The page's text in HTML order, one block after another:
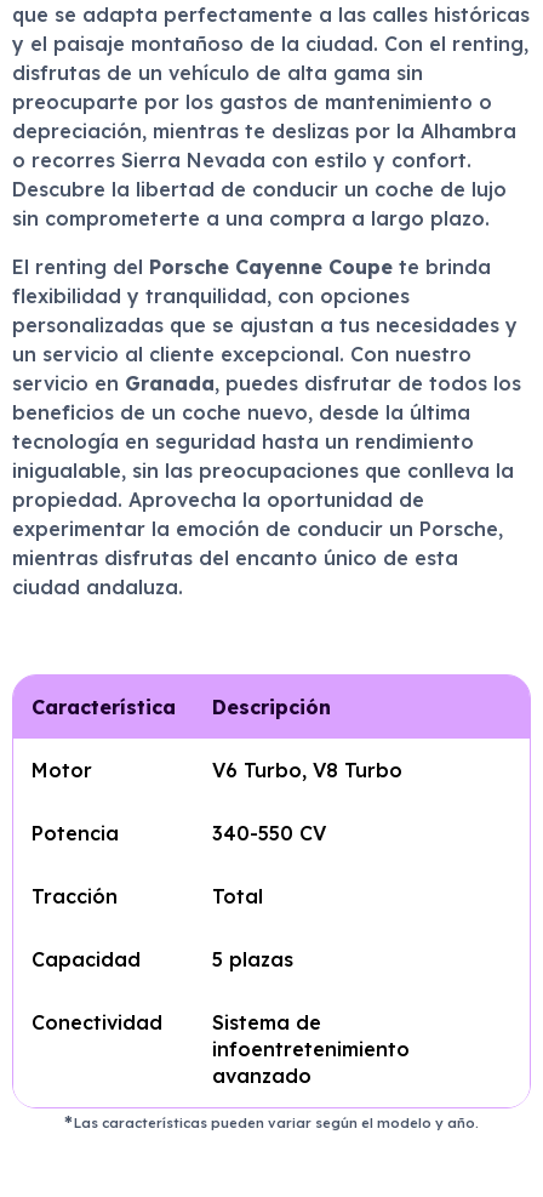
que se adapta perfectamente a las calles históricas
y el paisaje montañoso de la ciudad. Con el renting,
disfrutas de un vehículo de alta gama sin
preocuparte por los gastos de mantenimiento o
depreciación, mientras te deslizas por la Alhambra
o recorres Sierra Nevada con estilo y confort.
Descubre la libertad de conducir un coche de lujo
sin comprometerte a una compra a largo plazo.
El renting del Porsche Cayenne Coupe te brinda
flexibilidad y tranquilidad, con opciones
personalizadas que se ajustan a tus necesidades y
un servicio al cliente excepcional. Con nuestro
servicio en Granada, puedes disfrutar de todos los
beneficios de un coche nuevo, desde la última
tecnología en seguridad hasta un rendimiento
inigualable, sin las preocupaciones que conlleva la
propiedad. Aprovecha la oportunidad de
experimentar la emoción de conducir un Porsche,
mientras disfrutas del encanto único de esta
ciudad andaluza.
Característica Descripción
Motor V6 Turbo, V8 Turbo
Potencia 340-550 CV
Tracción Total
Capacidad 5 plazas
Conectividad
Sistema de
infoentretenimiento
avanzado
Las características pueden variar según el modelo y año.